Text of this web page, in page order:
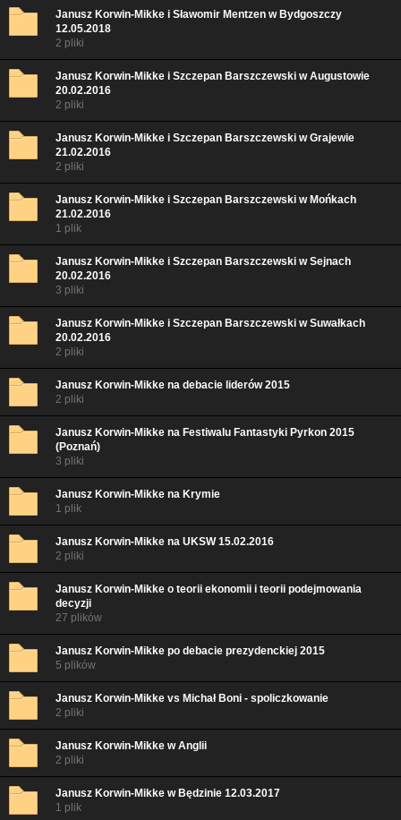
Janusz Korwin-Mikke i Sławomir Mentzen w Bydgoszczy
12.05.2018
2 pliki
Janusz Korwin-Mikke i Szczepan Barszczewski w Augustowie
20.02.2016
2 pliki
Janusz Korwin-Mikke i Szczepan Barszczewski w Grajewie
21.02.2016
2 pliki
Janusz Korwin-Mikke i Szczepan Barszczewski w Mońkach
21.02.2016
1 plik
Janusz Korwin-Mikke i Szczepan Barszczewski w Sejnach
20.02.2016
3 pliki
Janusz Korwin-Mikke i Szczepan Barszczewski w Suwałkach
20.02.2016
2 pliki
Janusz Korwin-Mikke na debacie liderów 2015
2 pliki
Janusz Korwin-Mikke na Festiwalu Fantastyki Pyrkon 2015
(Poznań)
3 pliki
Janusz Korwin-Mikke na Krymie
1 plik
Janusz Korwin-Mikke na UKSW 15.02.2016
2 pliki
Janusz Korwin-Mikke o teorii ekonomii i teorii podejmowania
decyzji
27 plików
Janusz Korwin-Mikke po debacie prezydenckiej 2015
5 plików
Janusz Korwin-Mikke vs Michał Boni - spoliczkowanie
2 pliki
Janusz Korwin-Mikke w Anglii
2 pliki
Janusz Korwin-Mikke w Będzinie 12.03.2017
1 plik